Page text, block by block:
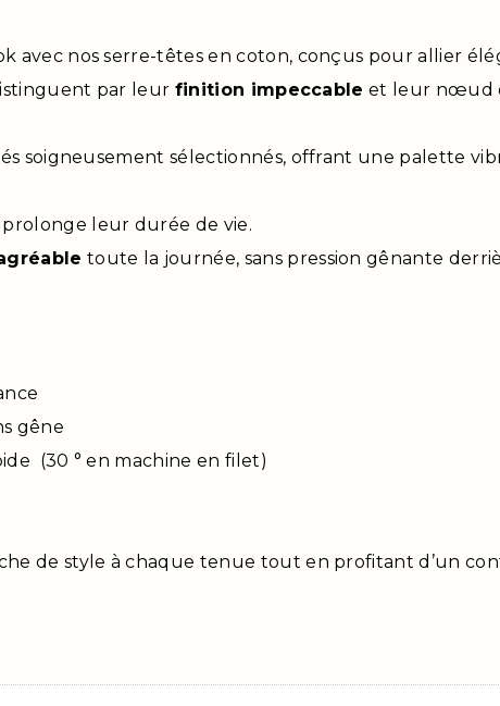
nos serre-têtes en coton, conçus pour allier
par leur finition impeccable et leur nœud
soigneusement sélectionnés, offrant une palette
leur durée de vie.
toute la journée, sans pression gênante
gêne
(30 ° en machine en filet)
de style à chaque tenue tout en profitant d’un